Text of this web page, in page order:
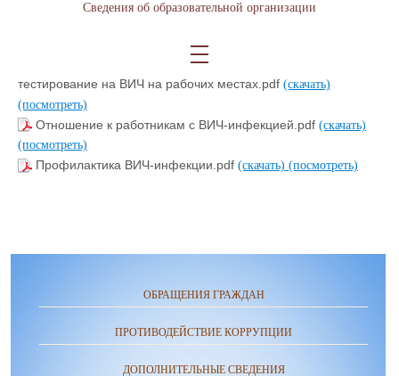
Лечение ВИЧ-инфекции.pdf(скачать)
Добровольное и конфиденциальное консультирование и
тестирование на ВИЧ на рабочих местах.pdf (скачать)
(посмотреть)
Отношение к работникам с ВИЧ-инфекцией.pdf (скачать)
(посмотреть)
Профилактика ВИЧ-инфекции.pdf (скачать) (посмотреть)
ОБРАЩЕНИЯ ГРАЖДАН
ПРОТИВОДЕЙСТВИЕ КОРРУПЦИИ
ДОПОЛНИТЕЛЬНЫЕ СВЕДЕНИЯ
Сведения об образовательной организации